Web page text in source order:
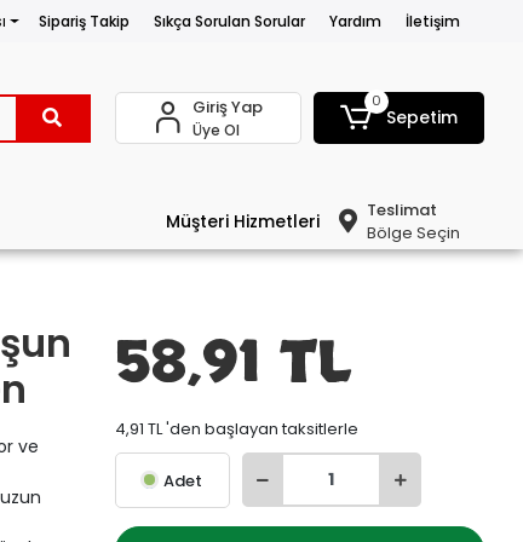
Sipariş Takip Sıkça Sorulan Sorular Yardım İletişim
Giriş Yap
Üye Ol
0
Sepetim
Müşteri Hizmetleri
Teslimat
Bölge Seçin
ve
58,91 TL
4,91 TL 'den başlayan taksitlerle
Adet